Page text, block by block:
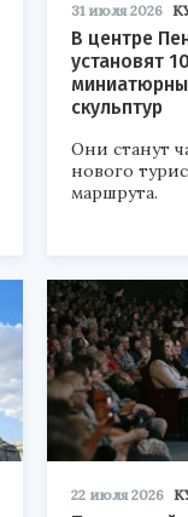
31 июля 2026
В центре
установят 10
скульптур
Они станут
нового
маршрута.
22 июля 2026